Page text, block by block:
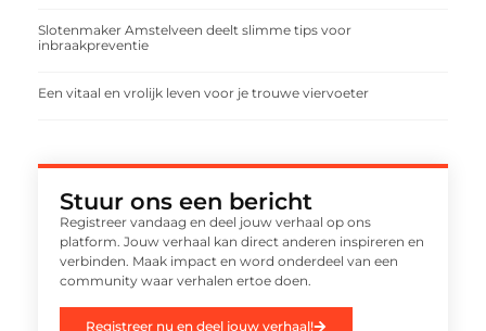
Slotenmaker Amstelveen deelt slimme tips voor
inbraakpreventie
Een vitaal en vrolijk leven voor je trouwe viervoeter
Stuur ons een bericht
Registreer vandaag en deel jouw verhaal op ons
platform. Jouw verhaal kan direct anderen inspireren en
verbinden. Maak impact en word onderdeel van een
community waar verhalen ertoe doen.
Registreer nu en deel jouw verhaal!